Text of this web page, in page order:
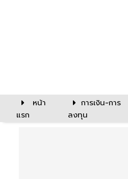
หน้า
แรก
การเงิน-การ
ลงทุน